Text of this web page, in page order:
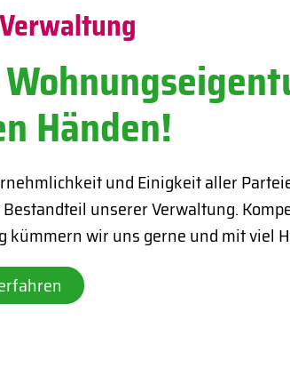
Händen!
und Einigkeit aller
unserer Verwaltung.
kümmern wir uns gerne und mit viel